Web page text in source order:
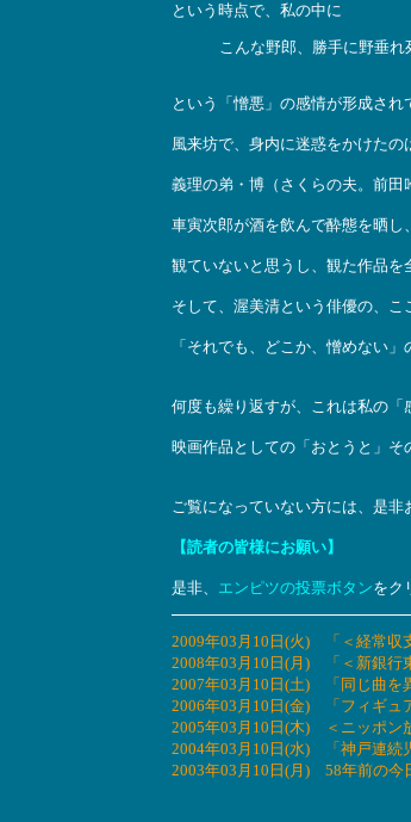
という時点で、私の中に
こんな野郎、勝手に野垂れ
という「憎悪」の感情が形成され
風来坊で、身内に迷惑をかけたの
義理の弟・博（さくらの夫。前田
車寅次郎が酒を飲んで酔態を晒
観ていないと思うし、観た作品を
そして、渥美清という俳優の、こ
「それでも、どこか、憎めない
何度も繰り返すが、これは私の「
映画作品としての「おとうと」そ
ご覧になっていない方には、是非
【読者の皆様にお願い】
是非、 エンピツの投票ボタンをク
2009年03月10日(火) 「＜経常収
2008年03月10日(月) 「＜新銀行
2007年03月10日(土) 「同じ曲を
2006年03月10日(金) 「フィギュ
2005年03月10日(木) ＜ニッポン
2004年03月10日(水) 「神戸連続
2003年03月10日(月) 58年前の今